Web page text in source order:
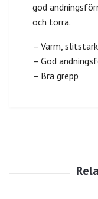
god
och torra.
– Varm,
– God
– Bra grepp